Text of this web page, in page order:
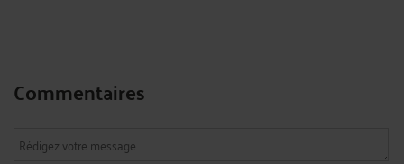
Commentaires